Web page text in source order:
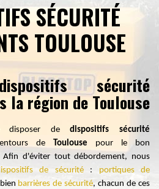
SÉCURITÉ
TOULOUSE
sécurité
la région de Toulouse
disposer dedispositifs sécurité
de Toulouse pour le bon
Afin d'éviter tout débordement, nous
de sécurité: portiques de
barrières de sécurité, chacun de ces